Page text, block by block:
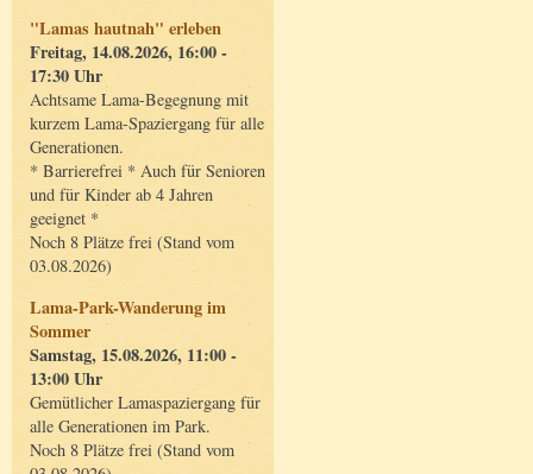
"Lamas hautnah" erleben
Freitag, 14.08.2026, 16:00 -
17:30 Uhr
Achtsame Lama-Begegnung mit
kurzem Lama-Spaziergang für alle
Generationen.
* Barrierefrei * Auch für Senioren
und für Kinder ab 4 Jahren
geeignet *
Noch 8 Plätze frei (Stand vom
03.08.2026)
Lama-Park-Wanderung im
Sommer
Samstag, 15.08.2026, 11:00 -
13:00 Uhr
Gemütlicher Lamaspaziergang für
alle Generationen im Park.
Noch 8 Plätze frei (Stand vom